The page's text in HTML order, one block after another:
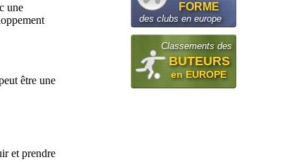
FORME
des clubs en europe
Classements des
BUTEURS
en EUROPE